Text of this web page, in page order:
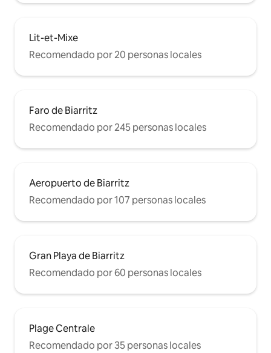
Lit-et-Mixe
Recomendado por 20 personas locales
Faro de Biarritz
Recomendado por 245 personas locales
Aeropuerto de Biarritz
Recomendado por 107 personas locales
Gran Playa de Biarritz
Recomendado por 60 personas locales
Plage Centrale
Recomendado por 35 personas locales